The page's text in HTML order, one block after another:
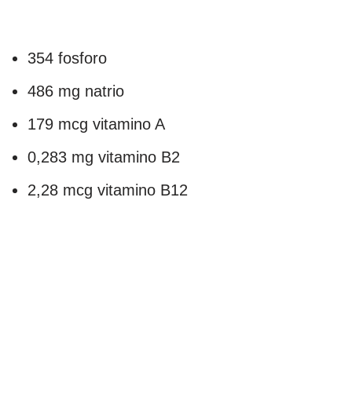
354 fosforo
486 mg natrio
179 mcg vitamino A
0,283 mg vitamino B2
2,28 mcg vitamino B12